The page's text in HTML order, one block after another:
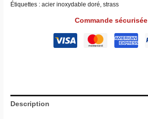
Étiquettes :acier inoxydable doré ,strass
Commande sécurisée
Description